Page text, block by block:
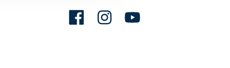
FacebookInstagram